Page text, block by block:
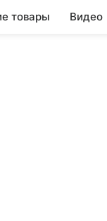
товары Видео